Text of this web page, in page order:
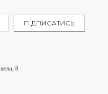
ПІДПИСАТИСЬ
8